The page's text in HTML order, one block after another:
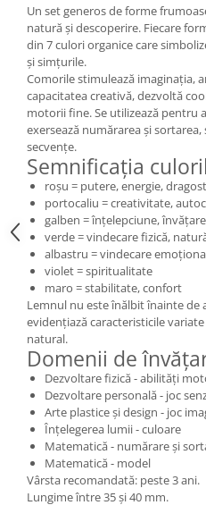
Motricitate grosiera
Recunoasterea formelor
Saltele
Trasee de motricitate
Wellness
Diverse jucarii educative
Apa si nisip
Dezvoltarea limbajului
Figurine
Mobilier gradinita
Montessori
Spații de joacă
Educatie inovativa
Anatomie
Comunicare
Dezvoltare timpurie
Experimente
Forme
Joc imaginativ
Jucării interactive
Lumina
Lumini si culori
Un set generos de forme
natură și descoperire. Fiecare
din 7 culori organice care
și simțurile.
Comorile stimulează imaginația,
capacitatea creativă, dezvoltă
motorii fine. Se utilizează pentru
exersează numărarea și
secvențe.
Semnificația
roșu = putere, energie,
portocaliu = creativitate,
galben = înțelepciune,
verde = vindecare fizică,
albastru = vindecare
violet = spiritualitate
maro = stabilitate, confort
Lemnul nu este înălbit înainte de
evidențiază caracteristicile
natural.
Domenii de
Dezvoltare fizică - abilități
Dezvoltare personală - joc
Arte plastice și design - joc
Înțelegerea lumii - culoare
Matematică - numărare și
Matematică - model
Vârsta recomandată: peste 3 ani.
Lungime între 35 și 40 mm.